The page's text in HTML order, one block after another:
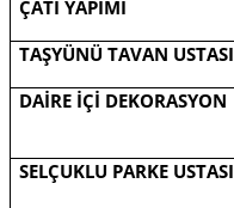
ÇATI YAPIMI
TAŞYÜNÜ TAVAN USTASI
DAİRE İÇİ DEKORASYON
SELÇUKLU PARKE USTASI